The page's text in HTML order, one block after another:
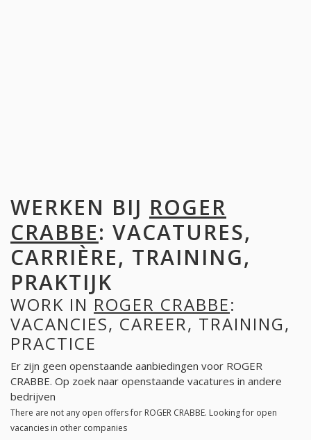
WERKEN BIJ ROGER
CRABBE: VACATURES,
CARRIÈRE, TRAINING,
PRAKTIJK
WORK IN ROGER CRABBE:
VACANCIES, CAREER, TRAINING,
PRACTICE
Er zijn geen openstaande aanbiedingen voor ROGER
CRABBE. Op zoek naar openstaande vacatures in andere
bedrijven
There are not any open offers for ROGER CRABBE. Looking for open
vacancies in other companies